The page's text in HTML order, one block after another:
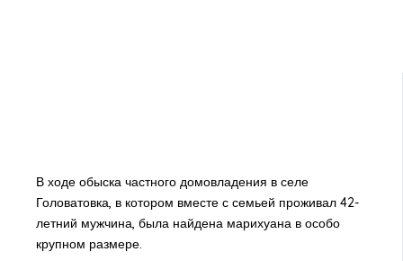
В ходе обыска частного домовладения в селе
Головатовка, в котором вместе с семьей проживал 42-
летний мужчина, была найдена марихуана в особо
крупном размере.